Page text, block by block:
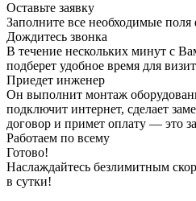
Оставьте заявку
Заполните все необходимые
Дождитесь звонка
В течение нескольких минут с
подберет удобное время для
Приедет инженер
Он выполнит монтаж
подключит интернет, сделает
договор и примет оплату — это
Работаем по всему
Готово!
Наслаждайтесь безлимитным
в сутки!